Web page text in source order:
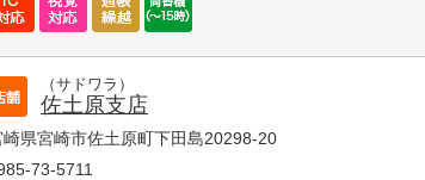
（サドワラ）
佐土原支店
崎県宮崎市佐土原町下田島20298-20
73-5711